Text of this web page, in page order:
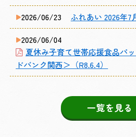
2026/06/23
ふれあい 2026年7
2026/06/04
夏休み子育て世帯応援食品パ
ドバンク関西＞（R8.6.4）
一覧を見る